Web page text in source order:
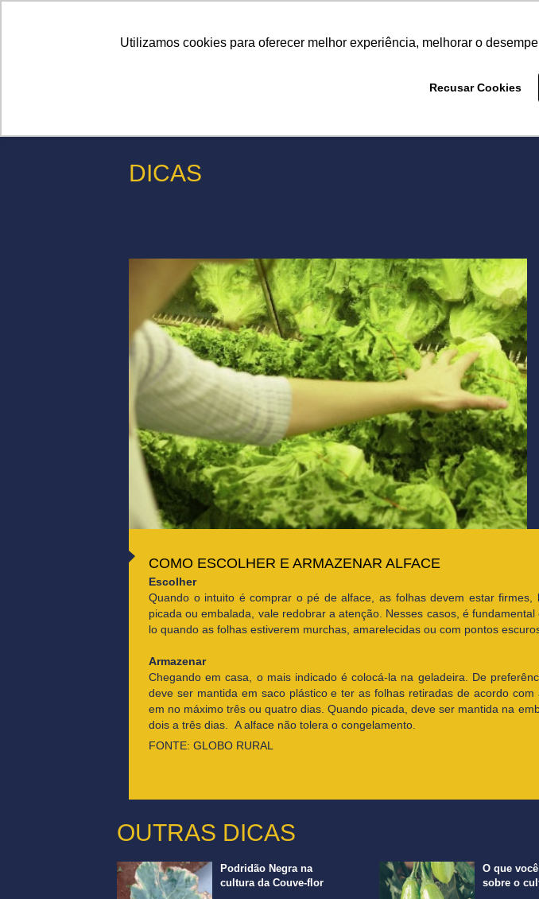
Utilizamos cookies para oferecer melhor experiência, melhorar o
Recusar Cookies
DICAS
COMO ESCOLHER E ARMAZENAR ALFACE
Escolher
Quando o intuito é comprar o pé de alface, as folhas devem estar
picada ou embalada, vale redobrar a atenção. Nesses casos, é
lo quando as folhas estiverem murchas, amarelecidas ou com pontos
Armazenar
Chegando em casa, o mais indicado é colocá-la na geladeira. De
deve ser mantida em saco plástico e ter as folhas retiradas de acordo
em no máximo três ou quatro dias. Quando picada, deve ser mantida na
dois a três dias. A alface não tolera o congelamento.
FONTE: GLOBO RURAL
OUTRAS DICAS
Podridão Negra na
cultura da Couve-flor
O que
sobre o